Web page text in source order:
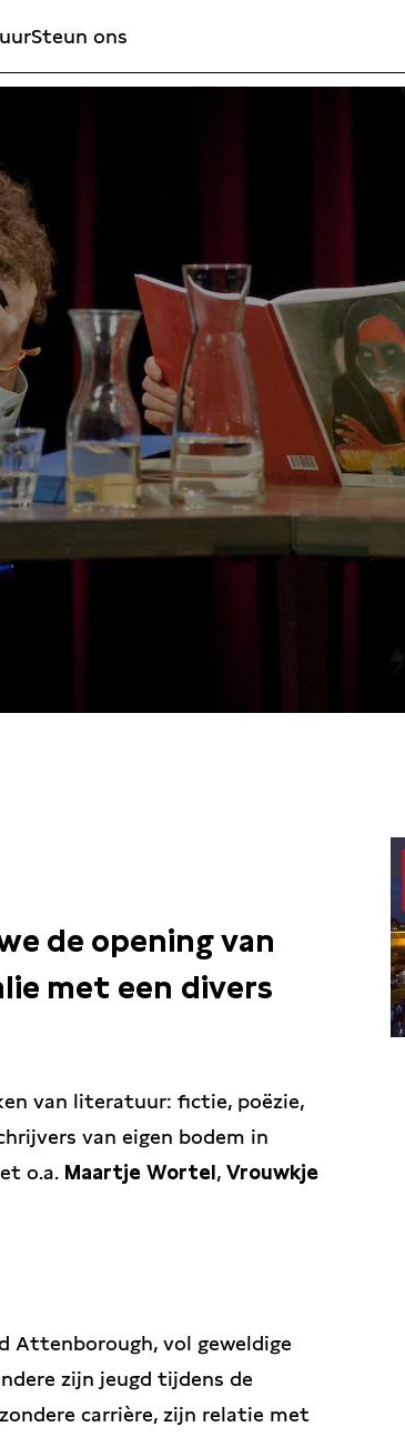
Steun ons
SALON
de opening van
met een divers
van literatuur: fictie, poëzie,
van eigen bodem in
o.a. Maartje Wortel, Vrouwkje
Attenborough, vol geweldige
zijn jeugd tijdens de
carrière, zijn relatie met